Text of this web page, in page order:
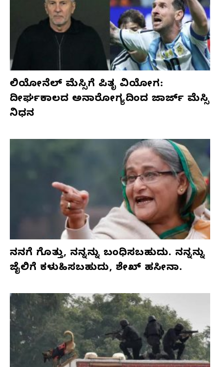
ಲಿಯೋನೆಲ್ ಮೆಸ್ಸಿಗೆ ಪಿತೃ ವಿಯೋಗ:
ದೀರ್ಘಕಾಲದ ಅನಾರೋಗ್ಯದಿಂದ ಜಾರ್ಜ್ ಮೆಸ್ಸಿ
ನಿಧನ
ನನಗೆ ಗೊತ್ತು, ನನ್ನನ್ನು ಬಂಧಿಸಬಹುದು. ನನ್ನನ್ನು
ಜೈಲಿಗೆ ಕಳುಹಿಸಬಹುದು, ಶೇಖ್ ಹಸೀನಾ.